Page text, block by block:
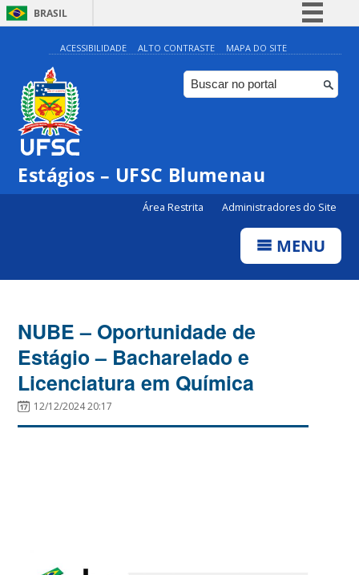
BRASIL
Simplifique!
Comunica BR
Participe
Canais
ACESSIBILIDADE ALTO CONTRASTE MAPA DO SITE
Estágios – UFSC Blumenau
Área Restrita Administradores do Site
MENU
NUBE – Oportunidade de
Estágio – Bacharelado e
Licenciatura em Química
12/12/2024 20:17